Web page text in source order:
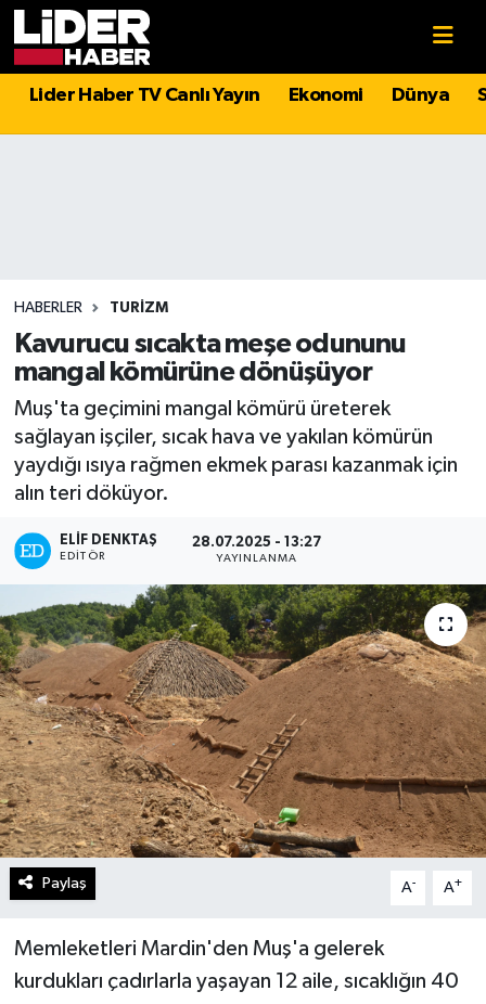
Lider Haber TV Canlı Yayın Ekonomi Dünya
HABERLER TURIZM
Kavurucu sıcakta meşe odununu
mangal kömürüne dönüşüyor
Muş'ta geçimini mangal kömürü üreterek
sağlayan işçiler, sıcak hava ve yakılan kömürün
yaydığı ısıya rağmen ekmek parası kazanmak için
alın teri döküyor.
ELIF DENKTAŞ
EDITÖR
28.07.2025 - 13:27
YAYINLANMA
Paylaş A- A+
Memleketleri Mardin'den Muş'a gelerek
kurdukları çadırlarla yaşayan 12 aile, sıcaklığın 40
Politika
Magazin
Spor
Sağlık
Teknoloji
Lider Haber TV Canlı Yayın izle
Hava Durumu
Süper Lig Puan Durumu ve Fikstür
Tüm Manşetler
Son Dakika Haberleri
Haber Arşivi